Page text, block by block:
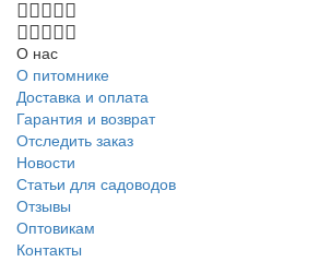
О нас
О питомнике
Доставка и оплата
Гарантия и возврат
Отследить заказ
Новости
Статьи для садоводов
Отзывы
Оптовикам
Контакты